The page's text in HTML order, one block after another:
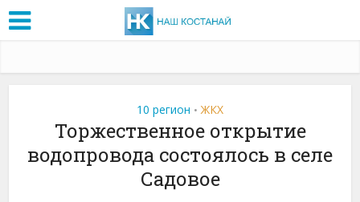
10 регион • ЖКХ
Торжественное открытие
водопровода состоялось в селе
Садовое